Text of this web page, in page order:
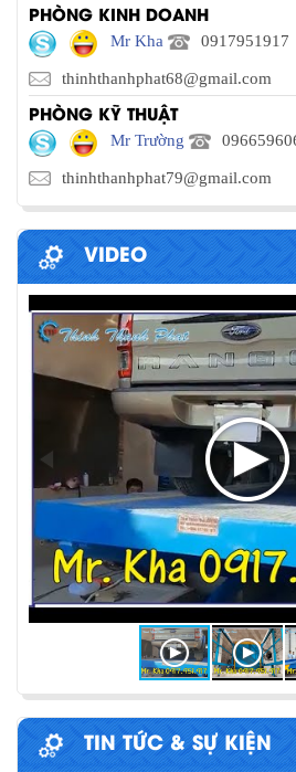
PHÒNG KINH DOANH
Mr Kha 0917951917
thinhthanhphat68@gmail.com
PHÒNG KỸ THUẬT
Mr Trường
thinhthanhphat79@gmail.com
VIDEO
TIN TỨC & SỰ KIỆN
PHƯƠNG PHÁP
CONTAINER
Chia sẻ bí quyết và
container một cách
ỨNG DỤNG
Cùng tìm hiểu về
trong các lĩnh vực,
BÀN NÂNG